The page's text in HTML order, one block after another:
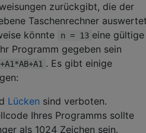
zurückgibt, die der
Taschenrechner
könnte n = 13 eine gültige
Programm gegeben sein
. Es gibt einige
Lücken sind verboten.
Ihres Programms sollte
als 1024 Zeichen sein.